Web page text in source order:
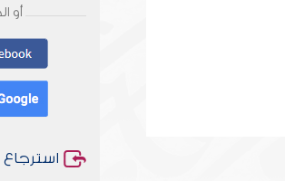
أو
استرجاع